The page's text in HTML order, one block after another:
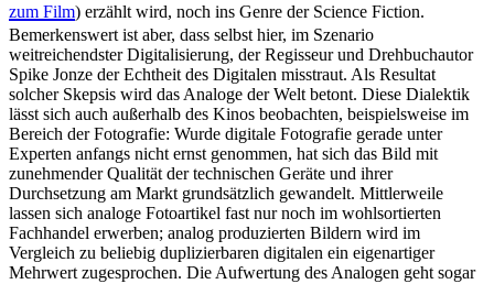
zum Film) erzählt wird, noch ins Genre der Science Fiction.
Bemerkenswert ist aber, dass selbst hier, im Szenario
weitreichendster Digitalisierung, der Regisseur und Drehbuchautor
Spike Jonze der Echtheit des Digitalen misstraut. Als Resultat
solcher Skepsis wird das Analoge der Welt betont. Diese Dialektik
lässt sich auch außerhalb des Kinos beobachten, beispielsweise im
Bereich der Fotografie: Wurde digitale Fotografie gerade unter
Experten anfangs nicht ernst genommen, hat sich das Bild mit
zunehmender Qualität der technischen Geräte und ihrer
Durchsetzung am Markt grundsätzlich gewandelt. Mittlerweile
lassen sich analoge Fotoartikel fast nur noch im wohlsortierten
Fachhandel erwerben; analog produzierten Bildern wird im
Vergleich zu beliebig duplizierbaren digitalen ein eigenartiger
Mehrwert zugesprochen. Die Aufwertung des Analogen geht sogar